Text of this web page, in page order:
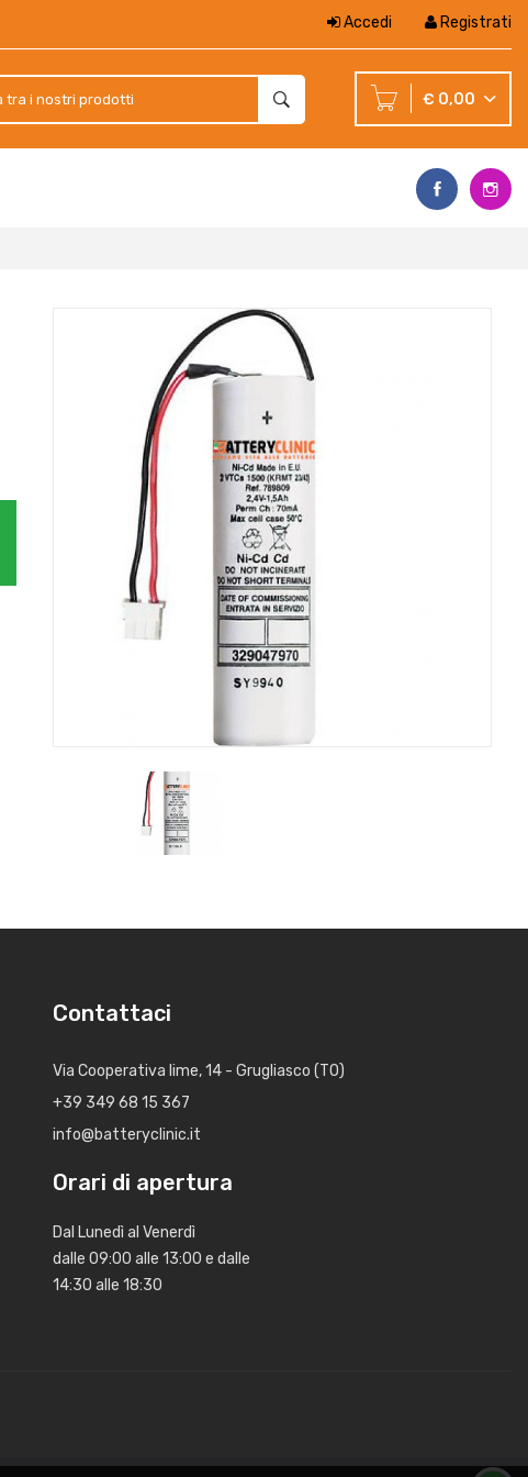
Accedi Registrati
€ 0,00
Contattaci
Via Cooperativa lime, 14 - Grugliasco (TO)
+39 349 68 15 367
info@batteryclinic.it
Orari di apertura
Dal Lunedì al Venerdì
dalle 09:00 alle 13:00 e dalle
14:30 alle 18:30